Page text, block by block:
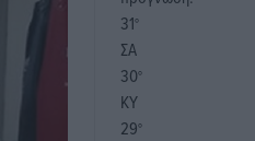
31°
ΣΑ
30°
ΚΥ
29°